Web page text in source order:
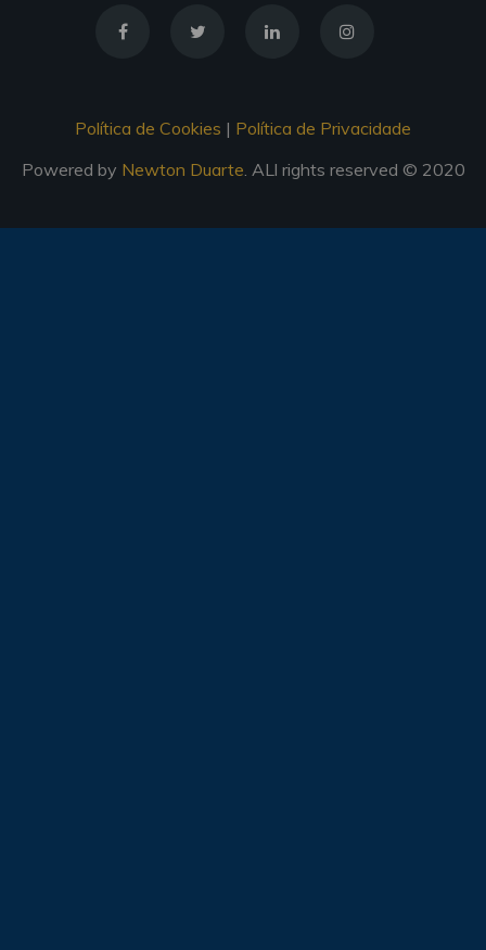
Política de Cookies | Política de Privacidade
Powered by Newton Duarte. ALl rights reserved © 2020